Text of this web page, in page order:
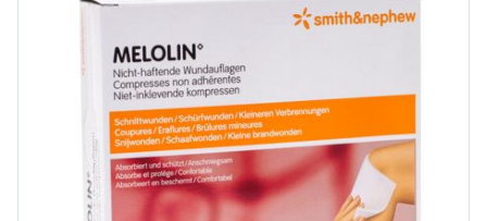
Diepte
Behoud Kamertemperatuur (15°C - 25°C)